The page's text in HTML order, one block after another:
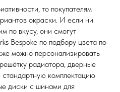
то покупателям
окраски. И если ни
по вкусу, они смогут
Bespoke по подбору цвета по
можно персонализировать
радиатора, дверные
комплектацию
диски с шинами для